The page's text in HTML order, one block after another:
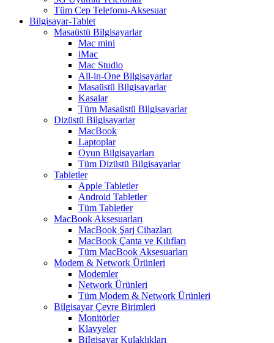
Tüm Cep Telefonu-Aksesuar
Bilgisayar-Tablet
Masaüstü Bilgisayarlar
Mac mini
iMac
Mac Studio
All-in-One Bilgisayarlar
Masaüstü Bilgisayarlar
Kasalar
Tüm Masaüstü Bilgisayarlar
Dizüstü Bilgisayarlar
MacBook
Laptoplar
Oyun Bilgisayarları
Tüm Dizüstü Bilgisayarlar
Tabletler
Apple Tabletler
Android Tabletler
Tüm Tabletler
MacBook Aksesuarları
MacBook Şarj Cihazları
MacBook Çanta ve Kılıfları
Tüm MacBook Aksesuarları
Modem & Network Ürünleri
Modemler
Network Ürünleri
Tüm Modem & Network Ürünleri
Bilgisayar Çevre Birimleri
Monitörler
Klavyeler
BiIgisayar Kulaklıkları